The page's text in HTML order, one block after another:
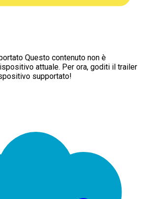
Questo contenuto non è
attuale. Per ora, goditi il trailer
supportato!